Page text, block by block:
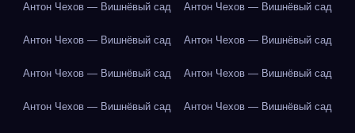
Антон Чехов — Вишнёвый сад Антон Чехов — Вишнёвый сад
Антон Чехов — Вишнёвый сад Антон Чехов — Вишнёвый сад
Антон Чехов — Вишнёвый сад Антон Чехов — Вишнёвый сад
Антон Чехов — Вишнёвый сад Антон Чехов — Вишнёвый сад